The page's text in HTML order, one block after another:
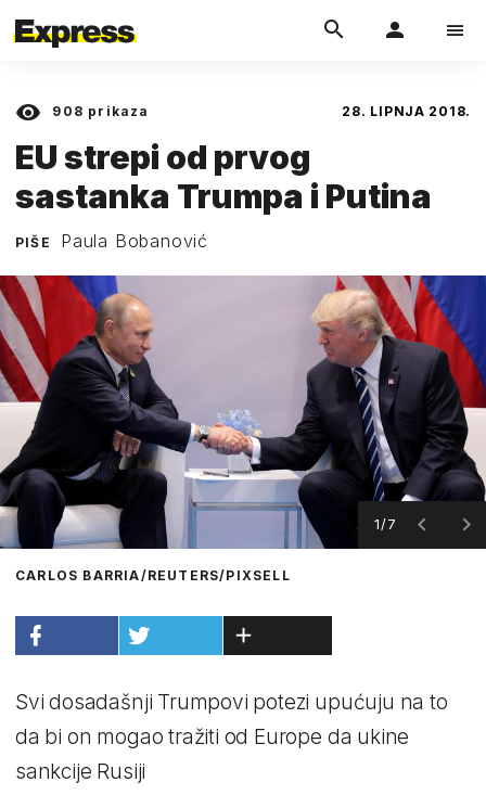
908 prikaza 28. LIPNJA 2018.
EU strepi od prvog
sastanka Trumpa i Putina
PIŠE Paula Bobanović
1/7
CARLOS BARRIA/REUTERS/PIXSELL
Svi dosadašnji Trumpovi potezi upućuju na to
da bi on mogao tražiti od Europe da ukine
sankcije Rusiji